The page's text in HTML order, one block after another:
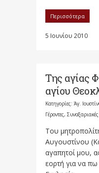
Περισσότερα
5 Ιουνίου 2010
Της αγίας
αγίου
Κατηγορίες: Άγ.
Γέροντες,
Του
Αυγουστίνου
αγαπητοί μου,
εορτή για να πω